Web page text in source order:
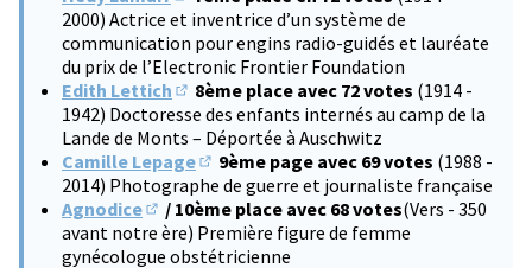
(S'ouvre dans un nouvel onglet)
2000) Actrice et inventrice d’un système de
communication pour engins radio-guidés et lauréate
du prix de l’Electronic Frontier Foundation
Edith Lettich
(S'ouvre dans un nouvel onglet)
8ème place avec 72 votes (1914 -
1942) Doctoresse des enfants internés au camp de la
Lande de Monts – Déportée à Auschwitz
Camille Lepage
(S'ouvre dans un nouvel onglet)
9ème page avec 69 votes (1988 -
2014) Photographe de guerre et journaliste française
Agnodice
(S'ouvre dans un nouvel onglet)
/ 10ème place avec 68 votes(Vers - 350
avant notre ère) Première figure de femme
gynécologue obstétricienne